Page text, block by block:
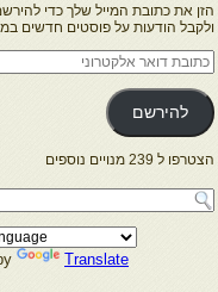
הזן את כתובת המייל שלך כדי
ולקבל הודעות על פוסטים חדשים
כתובת
דואר
אלקטרוני
להירשם
הצטרפו ל 239 מנויים נוספים
Translate